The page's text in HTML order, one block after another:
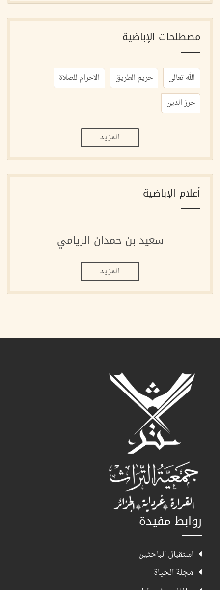
مصطلحات الإباضية
الله تعالى حريم الطريق
الاحرام للصلاة
حرز الدين
المزيد
أعلام الإباضية
سعيد بن حمدان الريامي
المزيد
روابط مفيدة
استقبال الباحثين
مجلة الحياة